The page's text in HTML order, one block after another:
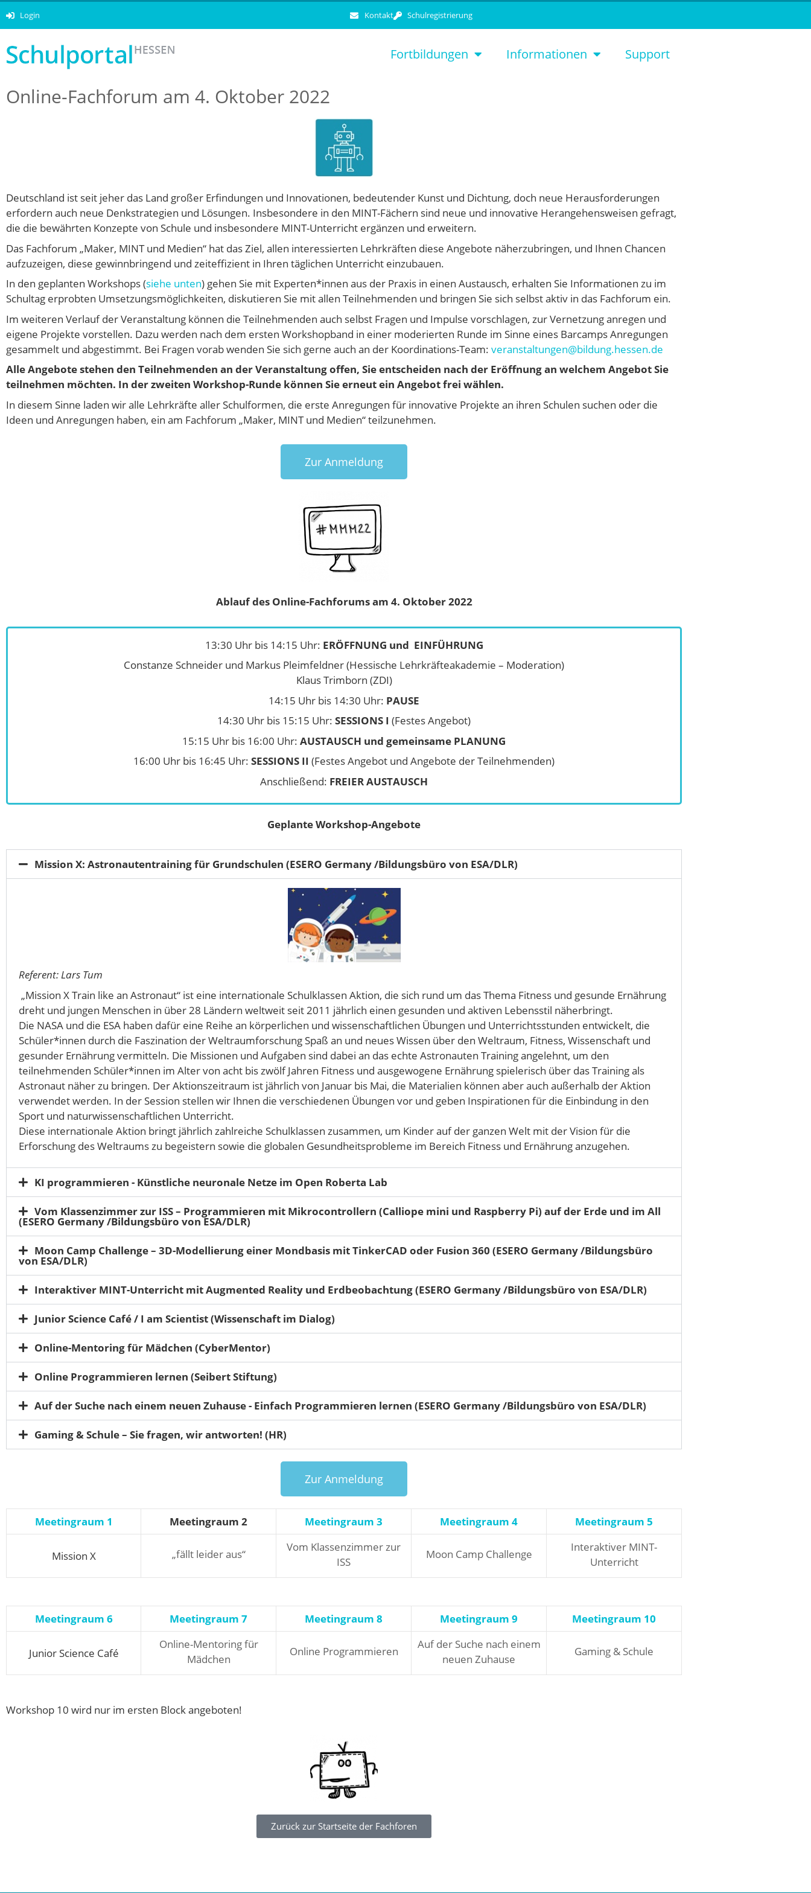
Login Kontakt Schulregistrierung
Fortbildungen Informationen Support
Online-Fachforum am 4. Oktober 2022
Deutschland ist seit jeher das Land großer Erfindungen und Innovationen, bedeutender Kunst und Dichtung, doch neue Herausforderungen
erfordern auch neue Denkstrategien und Lösungen. Insbesondere in den MINT-Fächern sind neue und innovative Herangehensweisen gefragt,
die die bewährten Konzepte von Schule und insbesondere MINT-Unterricht ergänzen und erweitern.
Das Fachforum „Maker, MINT und Medien“ hat das Ziel, allen interessierten Lehrkräften diese Angebote näherzubringen, und Ihnen Chancen
aufzuzeigen, diese gewinnbringend und zeiteffizient in Ihren täglichen Unterricht einzubauen.
In den geplanten Workshops (siehe unten) gehen Sie mit Experten*innen aus der Praxis in einen Austausch, erhalten Sie Informationen zu im
Schultag erprobten Umsetzungsmöglichkeiten, diskutieren Sie mit allen Teilnehmenden und bringen Sie sich selbst aktiv in das Fachforum ein.
Im weiteren Verlauf der Veranstaltung können die Teilnehmenden auch selbst Fragen und Impulse vorschlagen, zur Vernetzung anregen und
eigene Projekte vorstellen. Dazu werden nach dem ersten Workshopband in einer moderierten Runde im Sinne eines Barcamps Anregungen
gesammelt und abgestimmt. Bei Fragen vorab wenden Sie sich gerne auch an der Koordinations-Team: veranstaltungen@bildung.hessen.de
Alle Angebote stehen den Teilnehmenden an der Veranstaltung offen, Sie entscheiden nach der Eröffnung an welchem Angebot Sie
teilnehmen möchten. In der zweiten Workshop-Runde können Sie erneut ein Angebot frei wählen.
In diesem Sinne laden wir alle Lehrkräfte aller Schulformen, die erste Anregungen für innovative Projekte an ihren Schulen suchen oder die
Ideen und Anregungen haben, ein am Fachforum „Maker, MINT und Medien“ teilzunehmen.
Zur Anmeldung
Ablauf des Online-Fachforums am 4. Oktober 2022
13:30 Uhr bis 14:15 Uhr: ERÖFFNUNG und EINFÜHRUNG
Constanze Schneider und Markus Pleimfeldner (Hessische Lehrkräfteakademie – Moderation)
Klaus Trimborn (ZDI)
14:15 Uhr bis 14:30 Uhr: PAUSE
14:30 Uhr bis 15:15 Uhr: SESSIONS I (Festes Angebot)
15:15 Uhr bis 16:00 Uhr: AUSTAUSCH und gemeinsame PLANUNG
16:00 Uhr bis 16:45 Uhr: SESSIONS II (Festes Angebot und Angebote der Teilnehmenden)
Anschließend: FREIER AUSTAUSCH
Geplante Workshop-Angebote
Mission X: Astronautentraining für Grundschulen (ESERO Germany /Bildungsbüro von ESA/DLR)
Referent: Lars Tum
„Mission X Train like an Astronaut“ ist eine internationale Schulklassen Aktion, die sich rund um das Thema Fitness und gesunde Ernährung
dreht und jungen Menschen in über 28 Ländern weltweit seit 2011 jährlich einen gesunden und aktiven Lebensstil näherbringt.
Die NASA und die ESA haben dafür eine Reihe an körperlichen und wissenschaftlichen Übungen und Unterrichtsstunden entwickelt, die
Schüler*innen durch die Faszination der Weltraumforschung Spaß an und neues Wissen über den Weltraum, Fitness, Wissenschaft und
gesunder Ernährung vermitteln. Die Missionen und Aufgaben sind dabei an das echte Astronauten Training angelehnt, um den
teilnehmenden Schüler*innen im Alter von acht bis zwölf Jahren Fitness und ausgewogene Ernährung spielerisch über das Training als
Astronaut näher zu bringen. Der Aktionszeitraum ist jährlich von Januar bis Mai, die Materialien können aber auch außerhalb der Aktion
verwendet werden. In der Session stellen wir Ihnen die verschiedenen Übungen vor und geben Inspirationen für die Einbindung in den
Sport und naturwissenschaftlichen Unterricht.
Diese internationale Aktion bringt jährlich zahlreiche Schulklassen zusammen, um Kinder auf der ganzen Welt mit der Vision für die
Erforschung des Weltraums zu begeistern sowie die globalen Gesundheitsprobleme im Bereich Fitness und Ernährung anzugehen.
KI programmieren - Künstliche neuronale Netze im Open Roberta Lab
Vom Klassenzimmer zur ISS – Programmieren mit Mikrocontrollern (Calliope mini und Raspberry Pi) auf der Erde und im All
(ESERO Germany /Bildungsbüro von ESA/DLR)
Moon Camp Challenge – 3D-Modellierung einer Mondbasis mit TinkerCAD oder Fusion 360 (ESERO Germany /Bildungsbüro
von ESA/DLR)
Interaktiver MINT-Unterricht mit Augmented Reality und Erdbeobachtung (ESERO Germany /Bildungsbüro von ESA/DLR)
Junior Science Café / I am Scientist (Wissenschaft im Dialog)
Online-Mentoring für Mädchen (CyberMentor)
Online Programmieren lernen (Seibert Stiftung)
Auf der Suche nach einem neuen Zuhause - Einfach Programmieren lernen (ESERO Germany /Bildungsbüro von ESA/DLR)
Gaming & Schule – Sie fragen, wir antworten! (HR)
Zur Anmeldung
Meetingraum 1 Meetingraum 2 Meetingraum 3 Meetingraum 4 Meetingraum 5
Mission X „fällt leider aus“
Vom Klassenzimmer zur
ISS
Moon Camp Challenge
Interaktiver MINT-
Unterricht
Meetingraum 6 Meetingraum 7 Meetingraum 8 Meetingraum 9 Meetingraum 10
Junior Science Café
Online-Mentoring für
Mädchen
Online Programmieren
Auf der Suche nach einem
neuen Zuhause
Gaming & Schule
Workshop 10 wird nur im ersten Block angeboten!
Zurück zur Startseite der Fachforen